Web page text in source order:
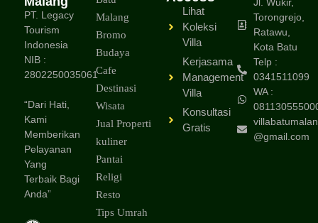
PT. Legacy
Tourism
Indonesia
NIB :
2802250035061
“Dari Hati,
Kami
Memberikan
Pelayanan
Yang
Terbaik Bagi
Anda”
Malang
Bromo
Budaya
Cafe
Destinasi
Wisata
Jual Properti
kuliner
Pantai
Religi
Resto
Tips Umrah
Lihat
Koleksi
Villa
Kerjasama
Management
Villa
Konsultasi
Gratis
Torongrejo,
Ratawu,
Kota Batu
Telp :
0341511099
WA :
@gmail.com